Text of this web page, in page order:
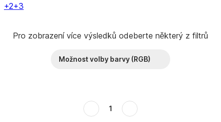
+2+3
Pro zobrazení více výsledků odeberte některý z filtrů
Možnost volby barvy (RGB)
1